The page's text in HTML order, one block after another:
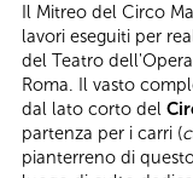
Il Mitreo del Circo
lavori eseguiti per
del Teatro
Roma. Il vasto
dal lato corto del
partenza per i carri (
pianterreno di